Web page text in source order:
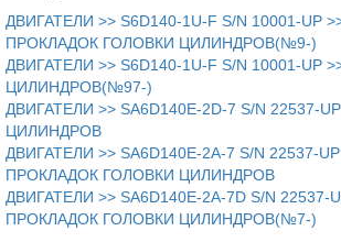
ДВИГАТЕЛИ >> S6D140-1U-F S/N 10001-UP
ПРОКЛАДОК ГОЛОВКИ ЦИЛИНДРОВ(№9-)
ДВИГАТЕЛИ >> S6D140-1U-F S/N 10001-UP
ЦИЛИНДРОВ(№97-)
ДВИГАТЕЛИ >> SA6D140E-2D-7 S/N 22537-
ЦИЛИНДРОВ
ДВИГАТЕЛИ >> SA6D140E-2A-7 S/N 22537-
ПРОКЛАДОК ГОЛОВКИ ЦИЛИНДРОВ
ДВИГАТЕЛИ >> SA6D140E-2A-7D S/N
ПРОКЛАДОК ГОЛОВКИ ЦИЛИНДРОВ(№7-)